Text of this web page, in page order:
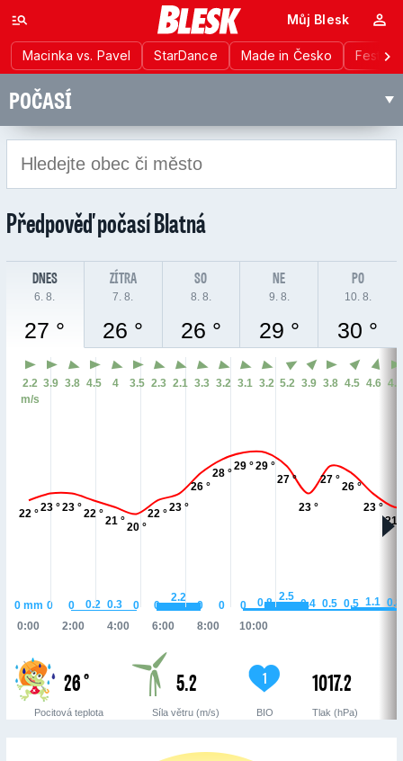
Macinka vs. Pavel StarDance Made in Česko
Můj Blesk
POČASÍ
Předpověď počasíBlatná
DNES
6. 8.
27 °
ZÍTRA
7. 8.
26 °
SO
8. 8.
26 °
NE
9. 8.
29 °
PO
10. 8.
30 °
22 °
23 °23 °
22 °
21 °
20 °
22 °
23 °
26 °
28 °
29 °29 °
27 °
23 °
27 °
26 °
23 °
21
0:00 2:00 4:00 6:00 8:00 10:00
0mm 0 0 0.2 0.3 0 0
2.2
0 0 0 0.8 2.5
0.4 0.5 0.5 1.1 0.8
2.2
m/s
3.9 3.8 4.5 4 3.5 2.3 2.1 3.3 3.2 3.1 3.2 5.2 3.9 3.8 4.5 4.6 4.8
26 °
Pocitová teplota
5.2
Síla větru (m/s)
1
BIO
1017.2
Tlak (hPa)